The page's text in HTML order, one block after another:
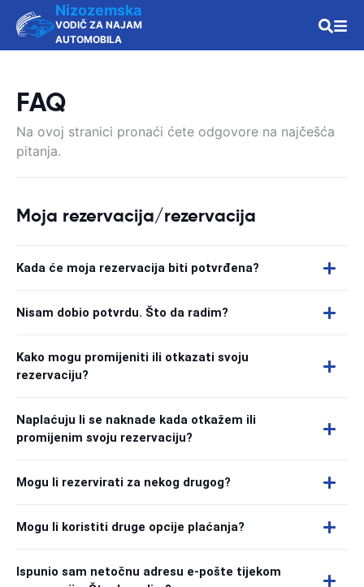
Nizozemska
VODIČ ZA NAJAM
AUTOMOBILA
FAQ
Na ovoj stranici pronaći ćete odgovore na najčešća
pitanja.
Moja rezervacija/rezervacija
Kada će moja rezervacija biti potvrđena?
Nisam dobio potvrdu. Što da radim?
Kako mogu promijeniti ili otkazati svoju
rezervaciju?
Naplaćuju li se naknade kada otkažem ili
promijenim svoju rezervaciju?
Mogu li rezervirati za nekog drugog?
Mogu li koristiti druge opcije plaćanja?
Ispunio sam netočnu adresu e-pošte tijekom